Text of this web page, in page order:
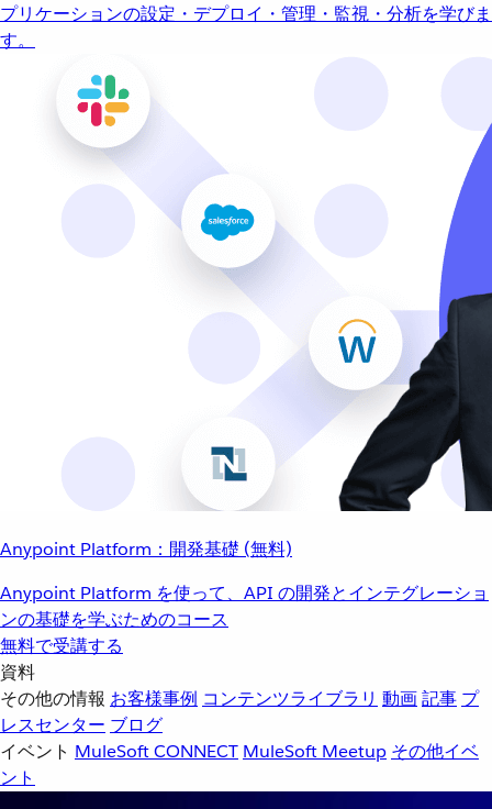
プリケーションの設定・デプロイ・管理・監視・分析を学びま
す。
Anypoint Platform：開発基礎 (無料)
Anypoint Platform を使って、API の開発とインテグレーショ
ンの基礎を学ぶためのコース
無料で受講する
資料
その他の情報 お客様事例 コンテンツライブラリ 動画記事 プ
レスセンター ブログ
イベント MuleSoft CONNECT MuleSoft Meetup その他イベ
ント